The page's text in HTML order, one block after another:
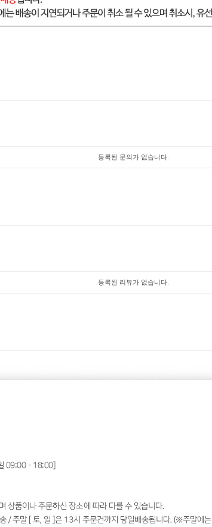
등록된 문의가 없습니다.
등록된 리뷰가 없습니다.